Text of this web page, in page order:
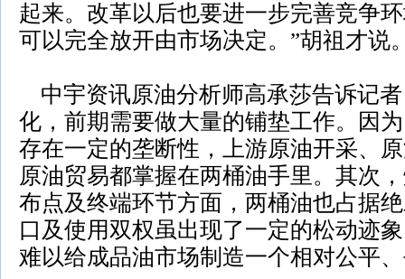
起来。改革以后也要进一步完善竞争
可以完全放开由市场决定。”胡祖才说
中宇资讯原油分析师高承莎告诉记
化，前期需要做大量的铺垫工作。因
存在一定的垄断性，上游原油开采、
原油贸易都掌握在两桶油手里。其次
布点及终端环节方面，两桶油也占据
口及使用双权虽出现了一定的松动迹
难以给成品油市场制造一个相对公平